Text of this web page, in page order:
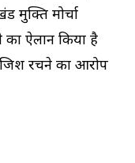
मुक्ति मोर्चा
का ऐलान किया है
रचने का आरोप